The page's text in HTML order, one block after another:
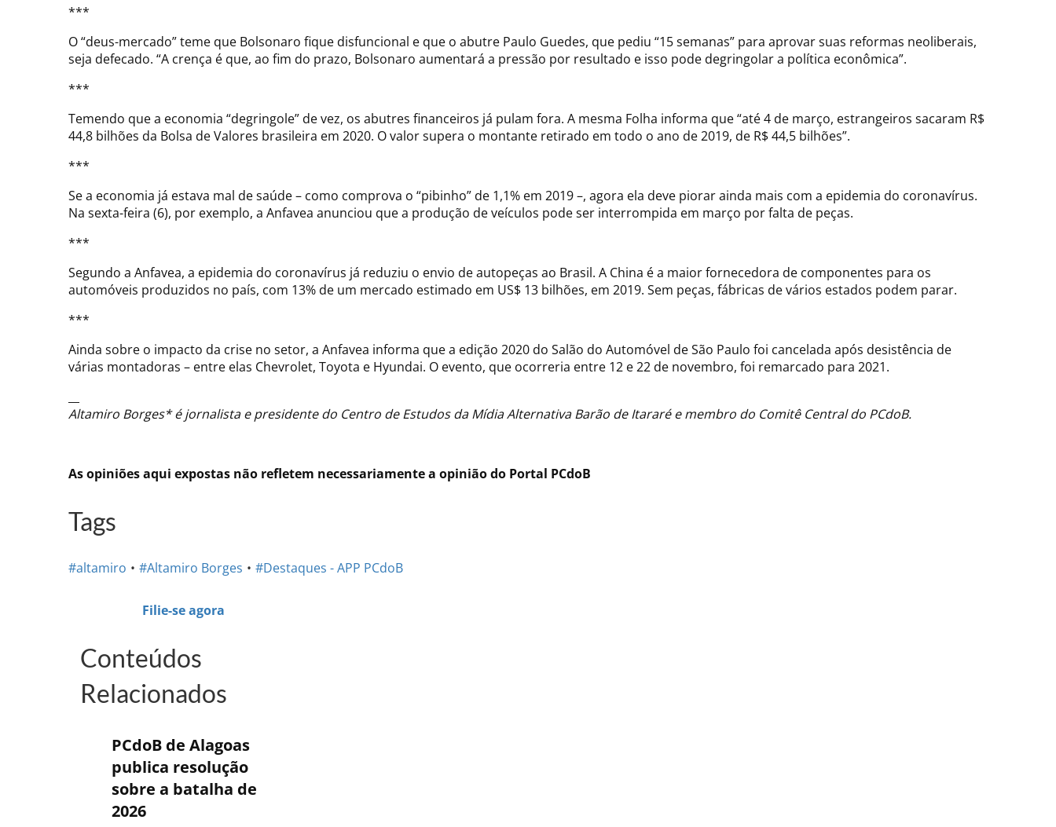
***
O “deus-mercado” teme que Bolsonaro fique disfuncional e que o abutre Paulo Guedes, que pediu “15 semanas” para aprovar suas reformas neoliberais,
seja defecado. “A crença é que, ao fim do prazo, Bolsonaro aumentará a pressão por resultado e isso pode degringolar a política econômica”.
***
Temendo que a economia “degringole” de vez, os abutres financeiros já pulam fora. A mesma Folha informa que “até 4 de março, estrangeiros sacaram R$
44,8 bilhões da Bolsa de Valores brasileira em 2020. O valor supera o montante retirado em todo o ano de 2019, de R$ 44,5 bilhões”.
***
Se a economia já estava mal de saúde – como comprova o “pibinho” de 1,1% em 2019 –, agora ela deve piorar ainda mais com a epidemia do coronavírus.
Na sexta-feira (6), por exemplo, a Anfavea anunciou que a produção de veículos pode ser interrompida em março por falta de peças.
***
Segundo a Anfavea, a epidemia do coronavírus já reduziu o envio de autopeças ao Brasil. A China é a maior fornecedora de componentes para os
automóveis produzidos no país, com 13% de um mercado estimado em US$ 13 bilhões, em 2019. Sem peças, fábricas de vários estados podem parar.
***
Ainda sobre o impacto da crise no setor, a Anfavea informa que a edição 2020 do Salão do Automóvel de São Paulo foi cancelada após desistência de
várias montadoras – entre elas Chevrolet, Toyota e Hyundai. O evento, que ocorreria entre 12 e 22 de novembro, foi remarcado para 2021.
Altamiro Borges* é jornalista e presidente do Centro de Estudos da Mídia Alternativa Barão de Itararé e membro do Comitê Central do PCdoB.
As opiniões aqui expostas não refletem necessariamente a opinião do Portal PCdoB
Tags
#altamiro #Altamiro Borges #Destaques - APP PCdoB
Filie-se agora
Conteúdos
Relacionados
PCdoB de Alagoas
publica resolução
sobre a batalha de
2026